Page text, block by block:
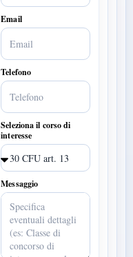
Email
Telefono
Seleziona il corso di
interesse
Messaggio